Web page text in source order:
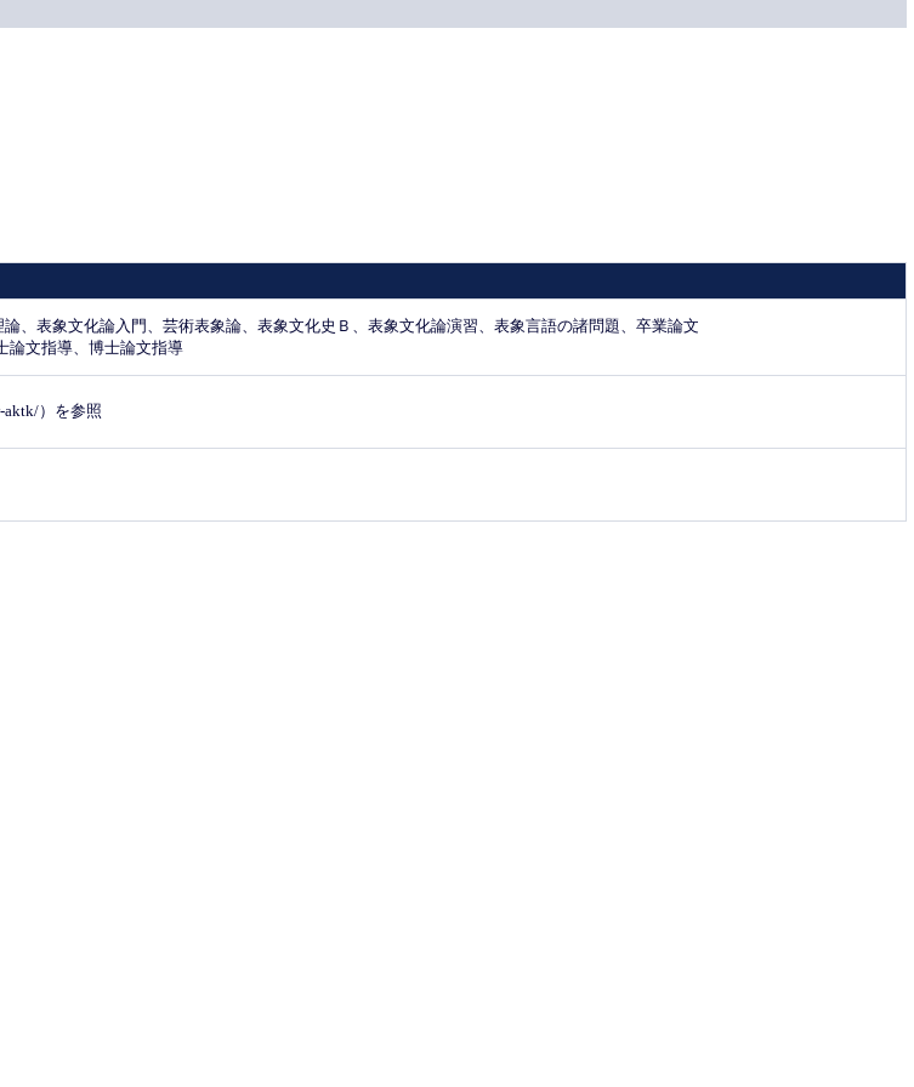
、表象文化論入門、芸術表象論、表象文化史Ｂ、表象文化論演習、表象言語の諸問題、卒業論文
論文指導、博士論文指導
aktk/）を参照